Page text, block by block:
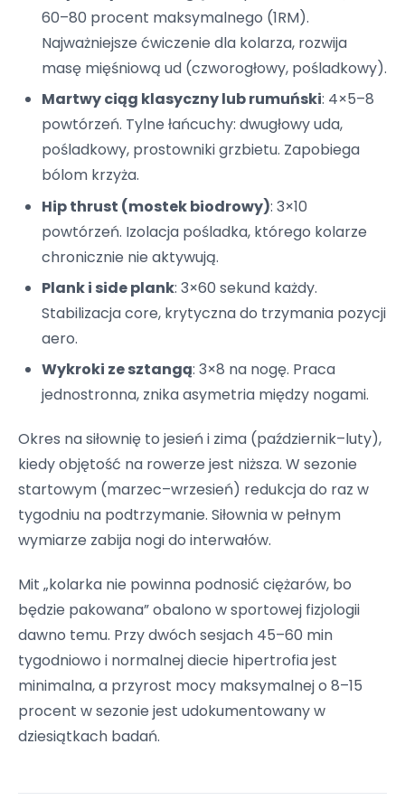
60–80 procent maksymalnego (1RM).
Najważniejsze ćwiczenie dla kolarza, rozwija
masę mięśniową ud (czworogłowy, pośladkowy).
Martwy ciąg klasyczny lub rumuński: 4×5–8
powtórzeń. Tylne łańcuchy: dwugłowy uda,
pośladkowy, prostowniki grzbietu. Zapobiega
bólom krzyża.
Hip thrust (mostek biodrowy): 3×10
powtórzeń. Izolacja pośladka, którego kolarze
chronicznie nie aktywują.
Plank i side plank: 3×60 sekund każdy.
Stabilizacja core, krytyczna do trzymania pozycji
aero.
Wykroki ze sztangą: 3×8 na nogę. Praca
jednostronna, znika asymetria między nogami.
Okres na siłownię to jesień i zima (październik–luty),
kiedy objętość na rowerze jest niższa. W sezonie
startowym (marzec–wrzesień) redukcja do raz w
tygodniu na podtrzymanie. Siłownia w pełnym
wymiarze zabija nogi do interwałów.
Mit „kolarka nie powinna podnosić ciężarów, bo
będzie pakowana” obalono w sportowej fizjologii
dawno temu. Przy dwóch sesjach 45–60 min
tygodniowo i normalnej diecie hipertrofia jest
minimalna, a przyrost mocy maksymalnej o 8–15
procent w sezonie jest udokumentowany w
dziesiątkach badań.